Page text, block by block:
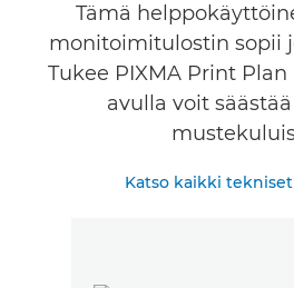
Tämä
monitoimitulostin sopii
Tukee PIXMA Print
avulla voit
Katso kaikki